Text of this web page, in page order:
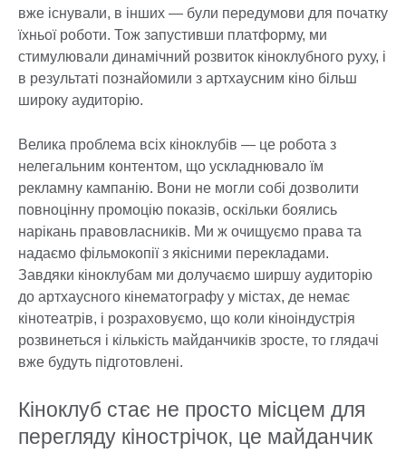
вже існували, в інших — були передумови для початку
їхньої роботи. Тож запустивши платформу, ми
стимулювали динамічний розвиток кіноклубного руху, і
в результаті познайомили з артхаусним кіно більш
широку аудиторію.
Велика проблема всіх кіноклубів — це робота з
нелегальним контентом, що ускладнювало їм
рекламну кампанію. Вони не могли собі дозволити
повноцінну промоцію показів, оскільки боялись
нарікань правовласників. Ми ж очищуємо права та
надаємо фільмокопії з якісними перекладами.
Завдяки кіноклубам ми долучаємо ширшу аудиторію
до артхаусного кінематографу у містах, де немає
кінотеатрів, і розраховуємо, що коли кіноіндустрія
розвинеться і кількість майданчиків зросте, то глядачі
вже будуть підготовлені.
Кіноклуб стає не просто місцем для
перегляду кінострічок, це майданчик